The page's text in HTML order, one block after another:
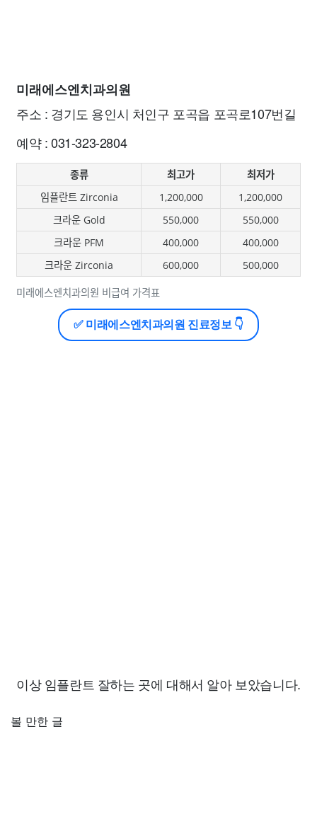
미래에스엔치과의원
주소 : 경기도 용인시 처인구 포곡읍 포곡로107번길
예약 : 031-323-2804
미래에스엔치과의원 비급여 가격표
종류 최고가
최저가
임플란트 Zirconia
1,200,000
1,200,000
크라운 Gold
550,000
550,000
크라운 PFM
400,000
400,000
크라운 Zirconia
600,000 500,000
✅ 미래에스엔치과의원 진료정보 👇
이상 임플란트 잘하는 곳에 대해서 알아 보았습니다.
볼 만한 글